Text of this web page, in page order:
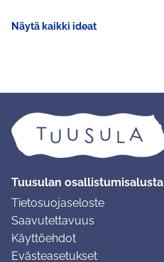
Näytä kaikki ideat
Tuusulan osallistumisalusta
Tietosuojaseloste
Saavutettavuus
Käyttöehdot
Evästeasetukset